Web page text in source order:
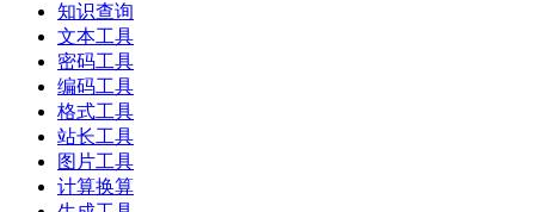
知识查询
文本工具
密码工具
编码工具
格式工具
站长工具
图片工具
计算换算